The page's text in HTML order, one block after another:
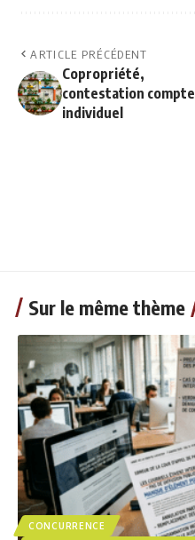
ARTICLE PRÉCÉDENT
Copropriété,
contestation compte
individuel
Sur le même thème
CONCURRENCE